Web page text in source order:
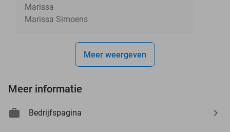
Marissa
Marissa Simoens
Meer weergeven
Meer informatie
Bedrijfspagina